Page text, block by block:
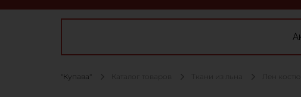
"Купава" Каталог товаров Ткани из льна Лен